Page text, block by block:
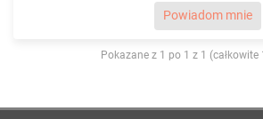
Powiadom mnie
Pokazane z 1 po 1 z 1 (całkowite